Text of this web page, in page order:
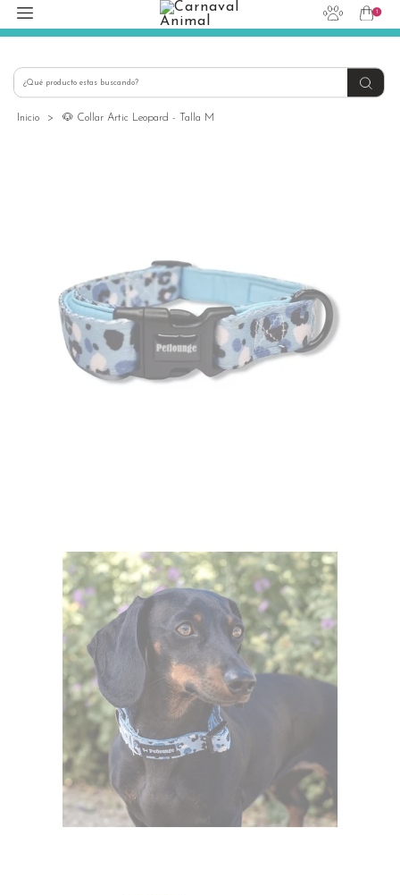
+56939145030
1
Inicio > 🐶 Collar Artic Leopard - Talla M